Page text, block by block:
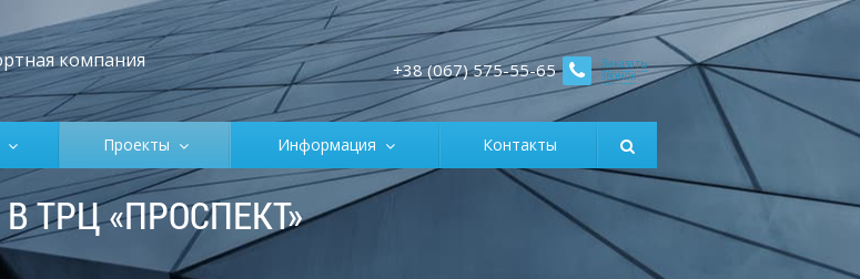
компания Заказать
звонок
+38 (067) 575-55-65
Проекты Информация Контакты
ТРЦ «ПРОСПЕКТ»